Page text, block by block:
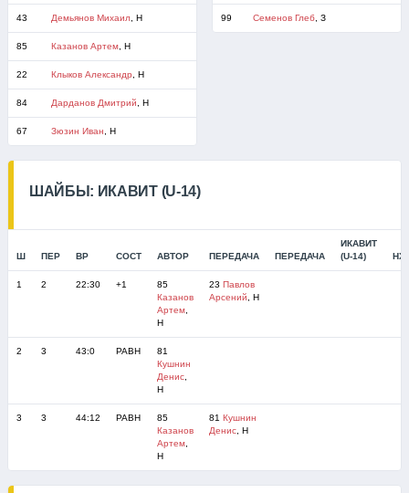
43 Демьянов Михаил, Н
85 Казанов Артем, Н
22 Клыков Александр , Н
84 Дарданов Дмитрий , Н
67 Зюзин Иван , Н
99 Семенов Глеб, З
ШАЙБЫ: ИКАВИТ (U-14)
Ш ПЕР ВР СОСТ АВТОР ПЕРЕДАЧА ПЕРЕДАЧА
ИКАВИТ
(U-14)
1 2 22:30 +1
85
Казанов
Артем,
Н
23 Павлов
Арсений , Н
2 3 43:0 РАВН
81
Кушнин
Денис,
Н
3 3 44:12 РАВН
85
Казанов
Артем,
Н
81 Кушнин
Денис, Н